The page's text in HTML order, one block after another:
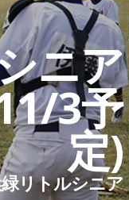
ニア
3予
定)
リトルシニア